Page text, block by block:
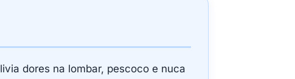
dores na lombar, pescoco e nuca